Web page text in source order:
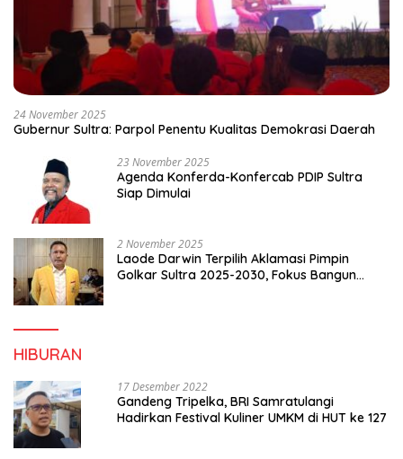
24 November 2025
Gubernur Sultra: Parpol Penentu Kualitas Demokrasi Daerah
23 November 2025
Agenda Konferda-Konfercab PDIP Sultra
Siap Dimulai
2 November 2025
Laode Darwin Terpilih Aklamasi Pimpin
Golkar Sultra 2025-2030, Fokus Bangun
HIBURAN
17 Desember 2022
Gandeng Tripelka, BRI Samratulangi
Hadirkan Festival Kuliner UMKM di HUT ke 127